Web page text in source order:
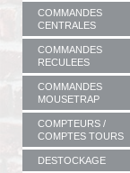
COMMANDES
CENTRALES
COMMANDES
RECULEES
COMMANDES
MOUSETRAP
COMPTEURS /
COMPTES TOURS
DESTOCKAGE